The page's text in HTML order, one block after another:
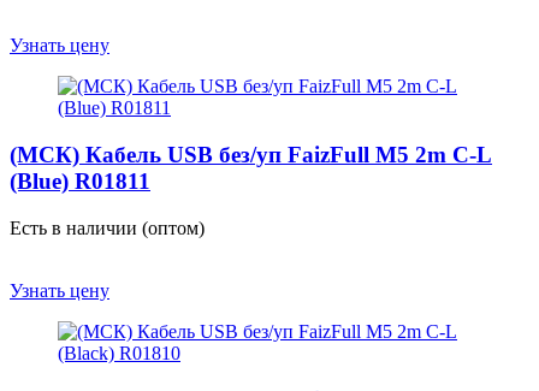
Узнать цену
(МСК) Кабель USB без/уп FaizFull M5 2m C-L
(Blue) R01811
Есть в наличии (оптом)
Узнать цену